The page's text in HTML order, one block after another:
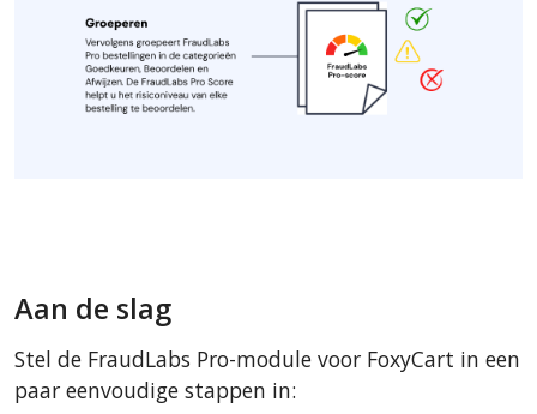
Aan de slag
Stel de FraudLabs Pro-module voor FoxyCart in een
paar eenvoudige stappen in: